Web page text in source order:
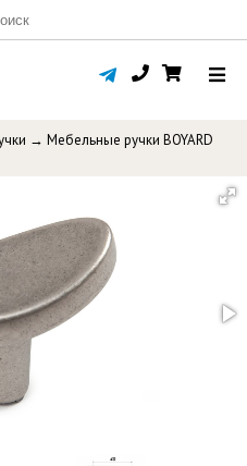
→ Мебельные ручки BOYARD